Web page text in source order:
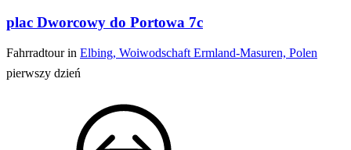
plac Dworcowy do Portowa 7c
Fahrradtour in Elbing, Woiwodschaft Ermland-Masuren, Polen
pierwszy dzień